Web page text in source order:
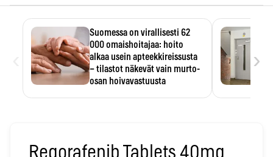
Suomessa on virallisesti 62
000 omaishoitajaa: hoito
alkaa usein apteekkireissusta
– tilastot näkevät vain murto-
osan hoivavastuusta
›
Regorafenib Tablets 40mg